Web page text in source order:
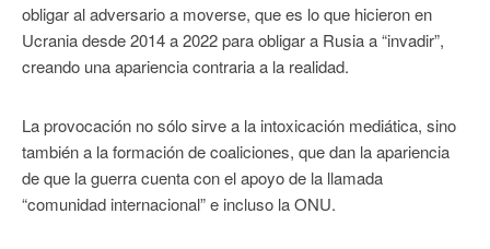
obligar al adversario a moverse, que es lo que hicieron en
Ucrania desde 2014 a 2022 para obligar a Rusia a “invadir”,
creando una apariencia contraria a la realidad.
La provocación no sólo sirve a la intoxicación mediática, sino
también a la formación de coaliciones, que dan la apariencia
de que la guerra cuenta con el apoyo de la llamada
“comunidad internacional” e incluso la ONU.